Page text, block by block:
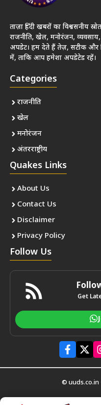
ताज़ा हिंदी खबरों का विश्वसनीय
राजनीति, खेल, मनोरंजन,
अपडेट। हम देते हैं तेज़, सटीक और
में, ताकि आप हमेशा अपडेटेड रहें।
Categories
राजनीति
खेल
मनोरंजन
अंतरराष्ट्रीय
Quakes Links
About Us
Contact Us
Disclaimer
Privacy Policy
Follow Us
Get
© uuds.co.in